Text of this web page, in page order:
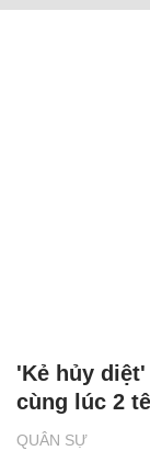
QUÂN SỰ
'Kẻ hủy
cùng lúc 2